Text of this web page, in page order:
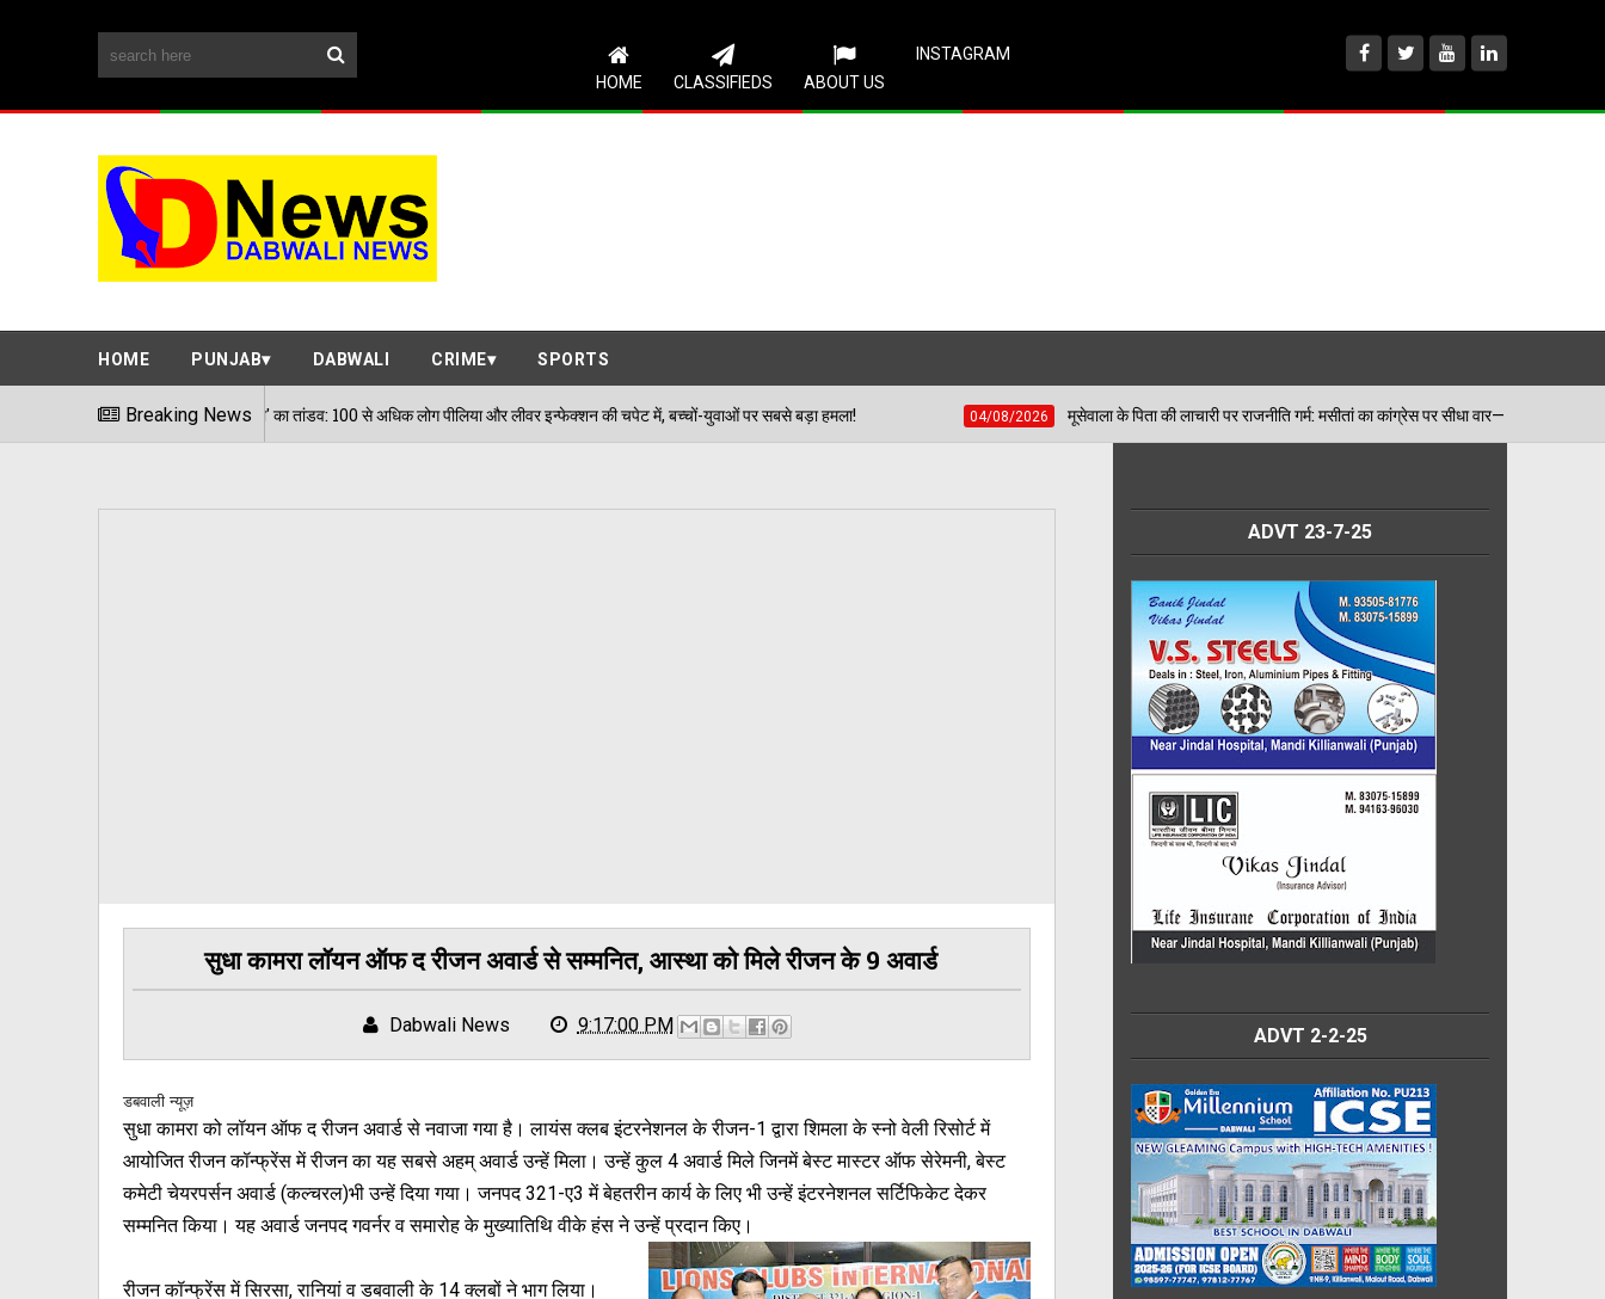
HOME CLASSIFIEDS ABOUT US
INSTAGRAM
HOME PUNJAB DABWALI CRIME SPORTS
Breaking News04/08/2026 डबवाली के देसूजोधा में 'ज़हरीले पानी' का तांडव: 100 से अधिक लोग पीलिया और लीवर इन्फेक्शन की चपेट में, बच्चों-युवाओं पर सबसे बड़ा हमला! 04/08/2026 मूसेवाला के पिता की लाचारी पर राजनीति गर्म:
सुधा कामरा लॉयन ऑफ द रीजन अवार्ड से सम्मनित, आस्था को मिले रीजन के 9 अवार्ड
Dabwali News 9:17:00 PM
डबवाली न्यूज़
सुधा कामरा को लॉयन ऑफ द रीजन अवार्ड से नवाजा गया है। लायंस क्लब इंटरनेशनल के रीजन-1 द्वारा शिमला के स्नो वेली रिसोर्ट में
आयोजित रीजन कॉन्फ्रेंस में रीजन का यह सबसे अहम् अवार्ड उन्हें मिला। उन्हें कुल 4 अवार्ड मिले जिनमें बेस्ट मास्टर ऑफ सेरेमनी, बेस्ट
कमेटी चेयरपर्सन अवार्ड (कल्चरल)भी उन्हें दिया गया। जनपद 321-ए3 में बेहतरीन कार्य के लिए भी उन्हें इंटरनेशनल सर्टिफिकेट देकर
सम्मनित किया। यह अवार्ड जनपद गवर्नर व समारोह के मुख्यातिथि वीके हंस ने उन्हें प्रदान किए।
रीजन कॉन्फ्रेंस में सिरसा, रानियां व डबवाली के 14 क्लबों ने भाग लिया।
ADVT 23-7-25
ADVT 2-2-25